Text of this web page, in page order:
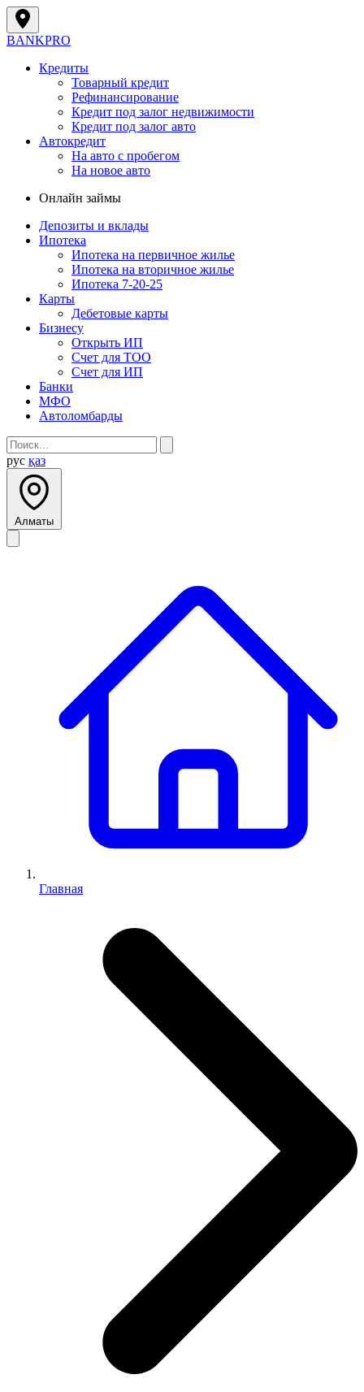
BANKPRO
Кредиты
Товарный кредит
Рефинансирование
Кредит под залог недвижимости
Кредит под залог авто
Автокредит
На авто с пробегом
На новое авто
Онлайн займы
Депозиты и вклады
Ипотека
Ипотека на первичное жилье
Ипотека на вторичное жилье
Ипотека 7-20-25
Карты
Дебетовые карты
Бизнесу
Открыть ИП
Cчет для ТОО
Счет для ИП
Банки
МФО
Автоломбарды
рус қаз
Алматы
Главная